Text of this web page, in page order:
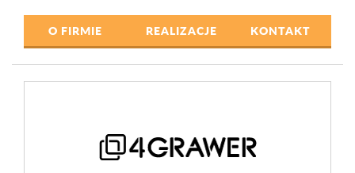
O FIRMIE REALIZACJE KONTAKT